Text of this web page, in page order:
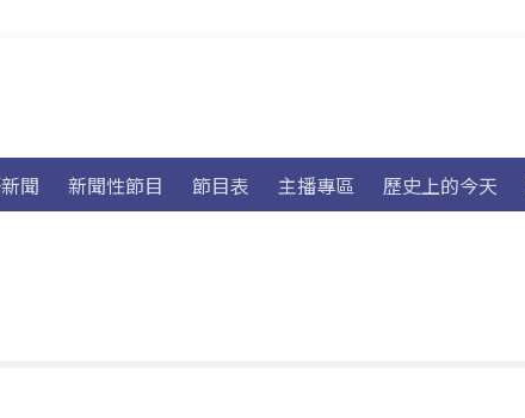
聞 新聞性節目 節目表 主播專區 歷史上的今天